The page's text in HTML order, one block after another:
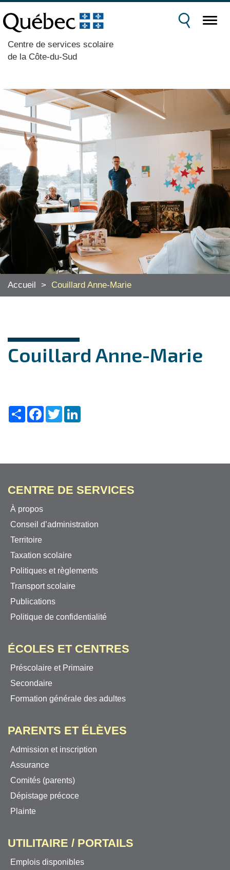
Centre de services scolaire
de la Côte-du-Sud
Accueil > Couillard Anne-Marie
Couillard Anne-Marie
ShareFacebook
Twitter
CENTRE DE SERVICES
À propos
Conseil d’administration
Territoire
Taxation scolaire
Politiques et règlements
Transport scolaire
Publications
Politique de confidentialité
ÉCOLES ET CENTRES
Préscolaire et Primaire
Secondaire
Formation générale des adultes
PARENTS ET ÉLÈVES
Admission et inscription
Assurance
Comités (parents)
Dépistage précoce
Plainte
UTILITAIRE / PORTAILS
Emplois disponibles